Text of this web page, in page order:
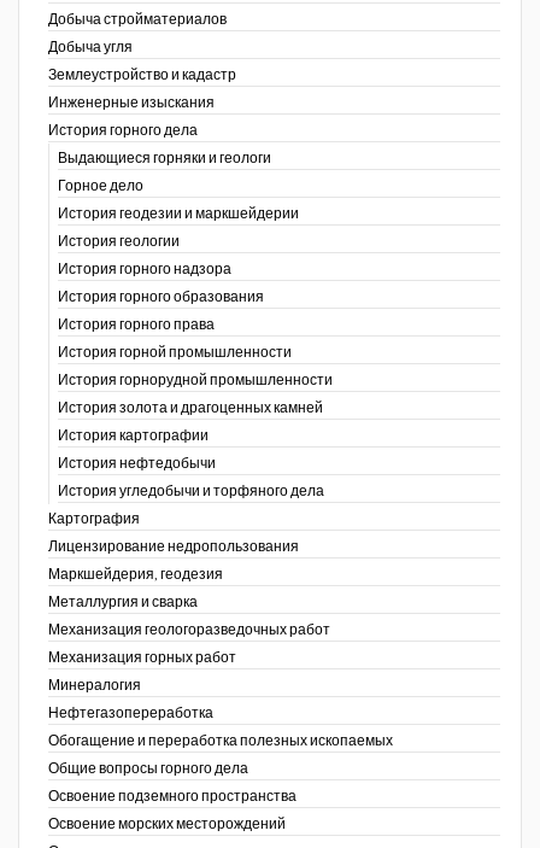
Добыча стройматериалов
Добыча угля
Землеустройство и кадастр
Инженерные изыскания
История горного дела
Выдающиеся горняки и геологи
Горное дело
История геодезии и маркшейдерии
История геологии
История горного надзора
История горного образования
История горного права
История горной промышленности
История горнорудной промышленности
История золота и драгоценных камней
История картографии
История нефтедобычи
История угледобычи и торфяного дела
Картография
Лицензирование недропользования
Маркшейдерия, геодезия
Металлургия и сварка
Механизация геологоразведочных работ
Механизация горных работ
Минералогия
Нефтегазопереработка
Обогащение и переработка полезных ископаемых
Общие вопросы горного дела
Освоение подземного пространства
Освоение морских месторождений
PWC